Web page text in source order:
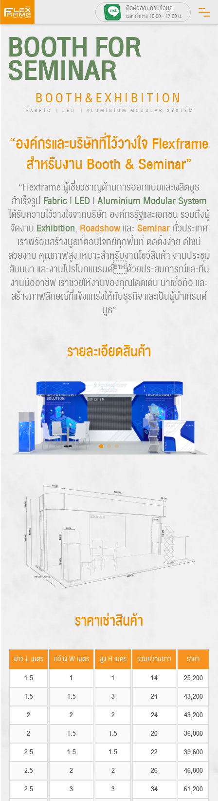
Skip
to
content
ติดต่อสอบถามข้อมูล
เวลาทำการ 10.00 - 17.00 น.
BOOTH FOR
SEMINAR
BOOTH&EXHIBITION
FABRIC LED ALUMINIUM MODULAR SYSTEM
“องค์กรและบริษัทที่ไว้วางใจ Flexframe
สำหรับงาน Booth & Seminar”
“Flexframe ผู้เชี่ยวชาญด้านการออกแบบและผลิตบูธ
สำเร็จรูป Fabric | LED | Aluminium Modular System
ได้รับความไว้วางใจจากบริษัท องค์กรรัฐและเอกชน รวมถึงผู้
จัดงาน Exhibition, RoadshowและSeminarทั่วประเทศ
เราพร้อมสร้างบูธที่ตอบโจทย์ทุกพื้นที่ ติดตั้งง่าย ดีไซน์
สวยงาม คุณภาพสูง เหมาะสำหรับงานโชว์สินค้า งานประชุม
สัมมนา และงานโปรโมทแบรนด์ด้วยประสบการณ์และทีม
งานมืออาชีพ เราช่วยให้งานของคุณโดดเด่น น่าเชื่อถือ และ
สร้างภาพลักษณ์ที่แข็งแกร่งให้กับธุรกิจ และเป็นผู้นำเทรนด์
บูธ”
รายละเอียดสินค้า
ราคาเช่าสินค้า
ยาว L เมตร กว้าง W เมตร สูง H เมตร รวมความยาว
ราคา
1.5
1 1 14
25,200
1.5
1.5 3 24
43,200
2
2 2 24
43,200
2
1.5 1.5 20
36,000
2.5
1.5 1.5 22
39,600
2.5
2 2 26
46,800
2.5
3 3 34
61,200